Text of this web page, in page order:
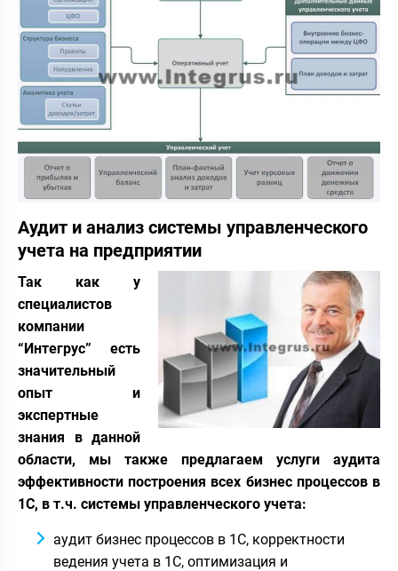
Аудит и анализ системы управленческого
учета на предприятии
Так как у
специалистов
компании
“Интегрус” есть
значительный
опыт и
экспертные
знания в данной
области, мы также предлагаем услуги аудита
эффективности построения всех бизнес процессов в
1С, в т.ч. системы управленческого учета:
аудит бизнес процессов в 1С, корректности
ведения учета в 1С, оптимизация и